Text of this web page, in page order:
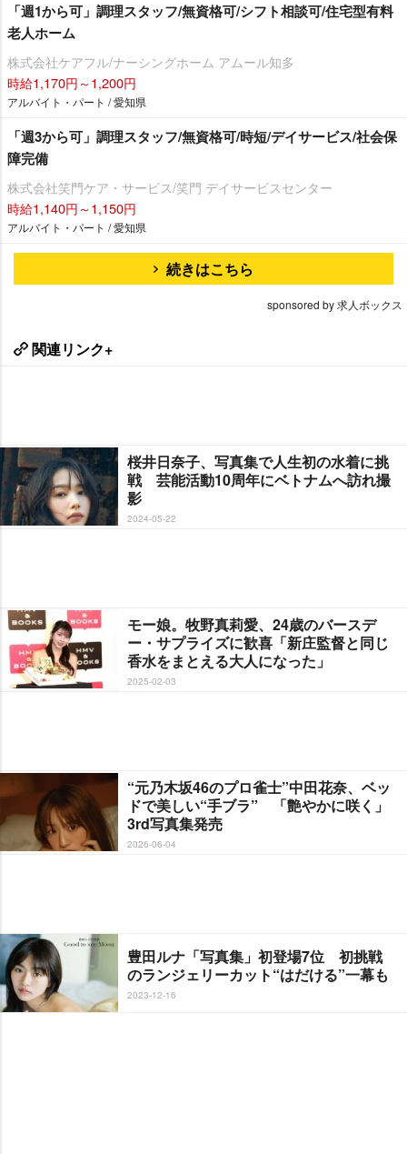
「週1から可」調理スタッフ/無資格可/シフト相談可/住宅型有料
老人ホーム
株式会社ケアフル/ナーシングホーム アムール知多
時給1,170円～1,200円
アルバイト・パート / 愛知県
「週3から可」調理スタッフ/無資格可/時短/デイサービス/社会保
障完備
株式会社笑門ケア・サービス/笑門 デイサービスセンター
時給1,140円～1,150円
アルバイト・パート / 愛知県
続きはこちら
sponsored by 求人ボックス
関連リンク+
桜井日奈子、写真集で人生初の水着に挑
戦 芸能活動10周年にベトナムへ訪れ撮
影
2024-05-22
モー娘。牧野真莉愛、24歳のバースデ
ー・サプライズに歓喜「新庄監督と同じ
香水をまとえる大人になった」
2025-02-03
“元乃木坂46のプロ雀士”中田花奈、ベッ
ドで美しい“手ブラ” 「艶やかに咲く」
3rd写真集発売
2026-06-04
豊田ルナ「写真集」初登場7位 初挑戦
のランジェリーカット“はだける”一幕も
2023-12-16